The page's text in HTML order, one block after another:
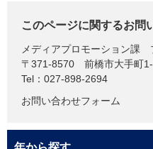
このページに関するお問
メディアプロモーション課
〒371-8570
前橋市大手町
Tel：027-898-2694
お問い合わせフォーム